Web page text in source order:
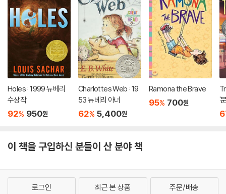
Holes : 1999 뉴베리
수상작
92% 950원
Charlottes Web : 19
53 뉴베리 아너
62% 5,400원
Ramona the Brave
95% 700원
'
이 책을 구입하신 분들이 산 분야 책
로그인 최근 본 상품 주문/배송